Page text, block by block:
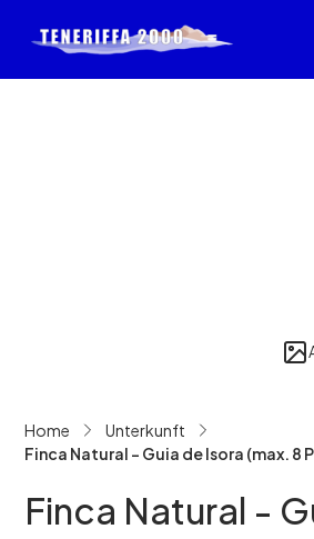
Home
Unterkunft
Finca Natural - Guia de Isora (max. 8
Finca Natural -